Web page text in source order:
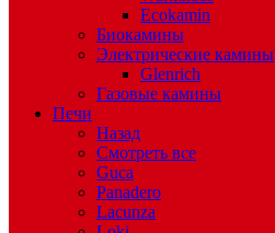
Ecokamin
Биокамины
Электрические камины
Glenrich
Газовые камины
Печи
Назад
Смотреть все
Guca
Panadero
Lacunza